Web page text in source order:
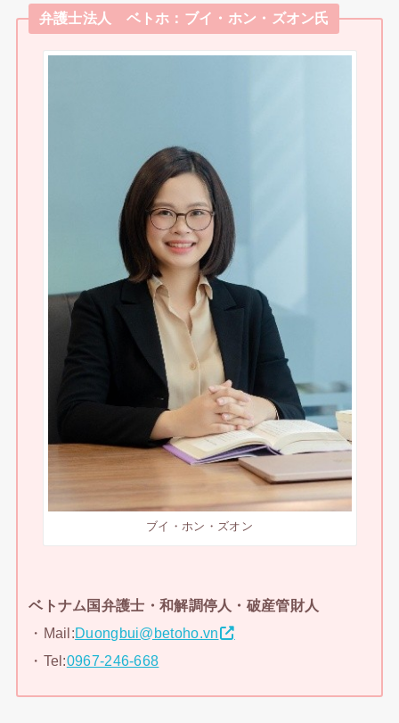
弁護士法人 ベトホ：ブイ・ホン・ズオン氏
ブイ・ホン・ズオン
ベトナム国弁護士・和解調停人・破産管財人
・Mail:Duongbui@betoho.vn
・Tel:0967-246-668